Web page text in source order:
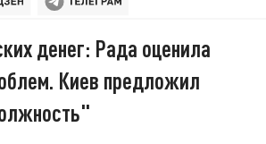
денег: Рада оценила
Киев предложил